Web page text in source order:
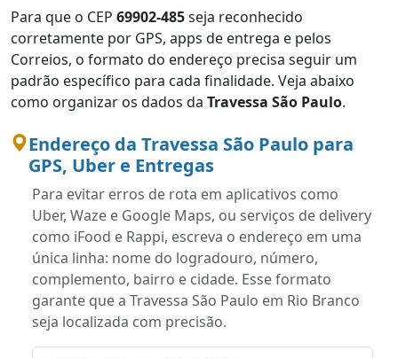
Para que o CEP 69902-485seja reconhecido
corretamente por GPS, apps de entrega e pelos
Correios, o formato do endereço precisa seguir um
padrão específico para cada finalidade. Veja abaixo
como organizar os dados da Travessa São Paulo.
Endereço da Travessa São Paulo para
GPS, Uber e Entregas
Para evitar erros de rota em aplicativos como
Uber, Waze e Google Maps, ou serviços de delivery
como iFood e Rappi, escreva o endereço em uma
única linha: nome do logradouro, número,
complemento, bairro e cidade. Esse formato
garante que a Travessa São Paulo em Rio Branco
seja localizada com precisão.